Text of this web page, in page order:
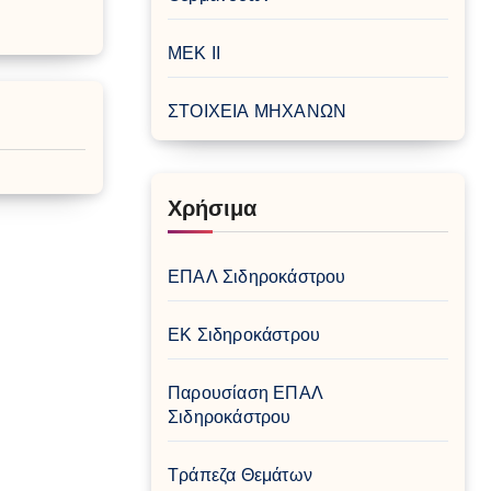
ΜΕΚ ΙΙ
ΣΤΟΙΧΕΙΑ ΜΗΧΑΝΩΝ
Χρήσιμα
ΕΠΑΛ Σιδηροκάστρου
ΕΚ Σιδηροκάστρου
Παρουσίαση ΕΠΑΛ
Σιδηροκάστρου
Τράπεζα Θεμάτων